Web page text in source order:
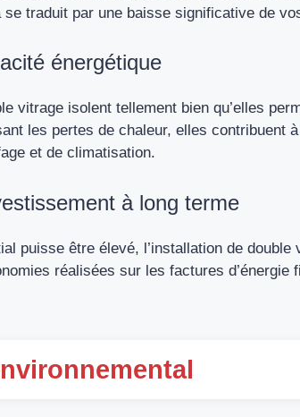
traduit par une baisse significative de
énergétique
vitrage isolent tellement bien qu’elles
les pertes de chaleur, elles contribuent
et de climatisation.
à long terme
puisse être élevé, l’installation de
réalisées sur les factures